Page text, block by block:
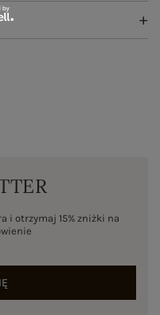
i otrzymaj 15% zniżki na